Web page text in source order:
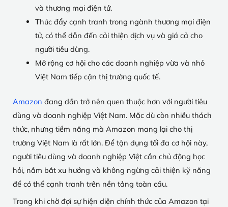
và thương mại điện tử.
Thúc đẩy cạnh tranh trong ngành thương mại điện
tử, có thể dẫn đến cải thiện dịch vụ và giá cả cho
người tiêu dùng.
Mở rộng cơ hội cho các doanh nghiệp vừa và nhỏ
Việt Nam tiếp cận thị trường quốc tế.
Amazon đang dần trở nên quen thuộc hơn với người tiêu
dùng và doanh nghiệp Việt Nam. Mặc dù còn nhiều thách
thức, nhưng tiềm năng mà Amazon mang lại cho thị
trường Việt Nam là rất lớn. Để tận dụng tối đa cơ hội này,
người tiêu dùng và doanh nghiệp Việt cần chủ động học
hỏi, nắm bắt xu hướng và không ngừng cải thiện kỹ năng
để có thể cạnh tranh trên nền tảng toàn cầu.
Trong khi chờ đợi sự hiện diện chính thức của Amazon tại